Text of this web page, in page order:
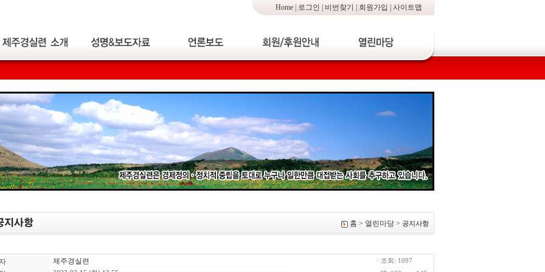
Home 로그인 비번찾기 회원가입 사이트맵
홈 > 열린마당 > 공지사항
제주경실련
ㆍ조회: 1097